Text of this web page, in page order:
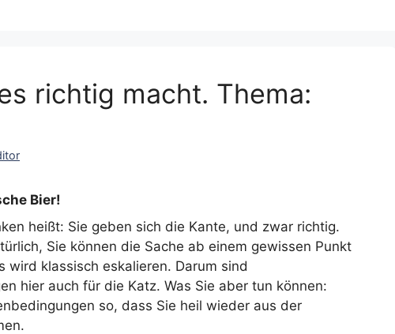
richtig macht. Thema:
Bier!
heißt: Sie geben sich die Kante, und zwar richtig.
Sie können die Sache ab einem gewissen Punkt
wird klassisch eskalieren. Darum sind
hier auch für die Katz. Was Sie aber tun können:
so, dass Sie heil wieder aus der